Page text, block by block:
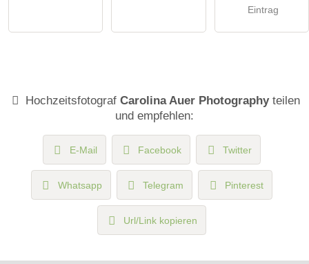
Eintrag
Hochzeitsfotograf Carolina Auer Photographyteilen
und empfehlen:
E-Mail Facebook Twitter
Whatsapp Telegram Pinterest
Url/Link kopieren